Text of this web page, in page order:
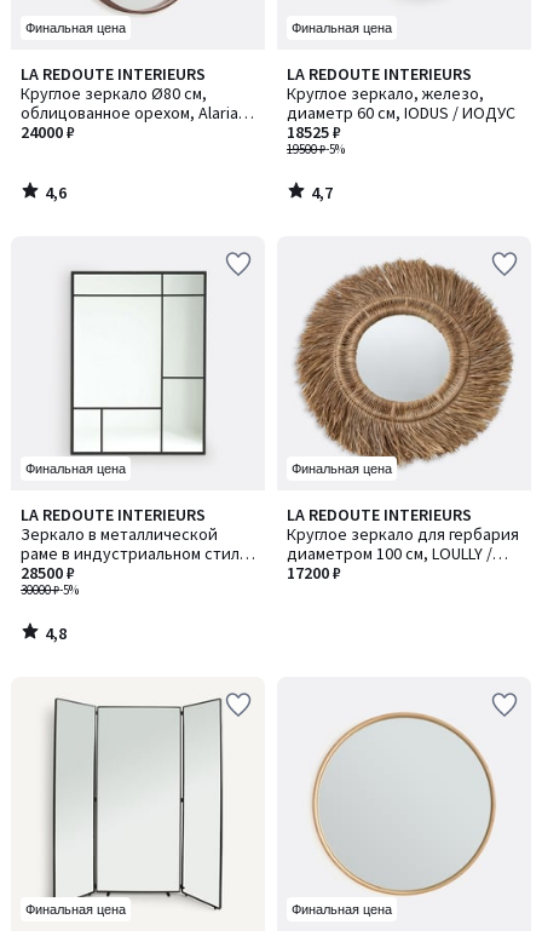
Финальная цена
LA REDOUTE INTERIEURS
Круглое зеркало Ø80 см,
облицованное орехом, Alaria /
Алариа
24000 ₽
4,6
/ 5
4,6
/
Финальная цена
LA REDOUTE INTERIEURS
Круглое зеркало, железо,
диаметр 60 см, IODUS / ИОДУС
19500 ₽-5%
18525 ₽
4,7
/ 5
4,7
/
Финальная цена
LA REDOUTE INTERIEURS
Зеркало в металлической
раме в индустриальном стиле,
120x90 см, Lenaig / Ленэг
30000 ₽-5%
28500 ₽
4,8
/ 5
4,8
/
Финальная цена
LA REDOUTE INTERIEURS
Круглое зеркало для гербария
диаметром 100 см, LOULLY /
ЛУЛЛИ
17200 ₽
Финальная цена Финальная цена